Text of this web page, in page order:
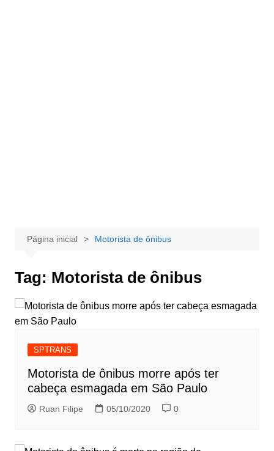
Página inicial Motorista de ônibus
Tag: Motorista de ônibus
SPTRANS
Motorista de ônibus morre após ter
cabeça esmagada em São Paulo
Ruan Filipe 05/10/2020 0